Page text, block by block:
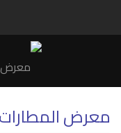
معرض المطارات